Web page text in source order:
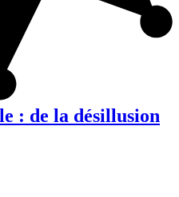
: de la désillusion